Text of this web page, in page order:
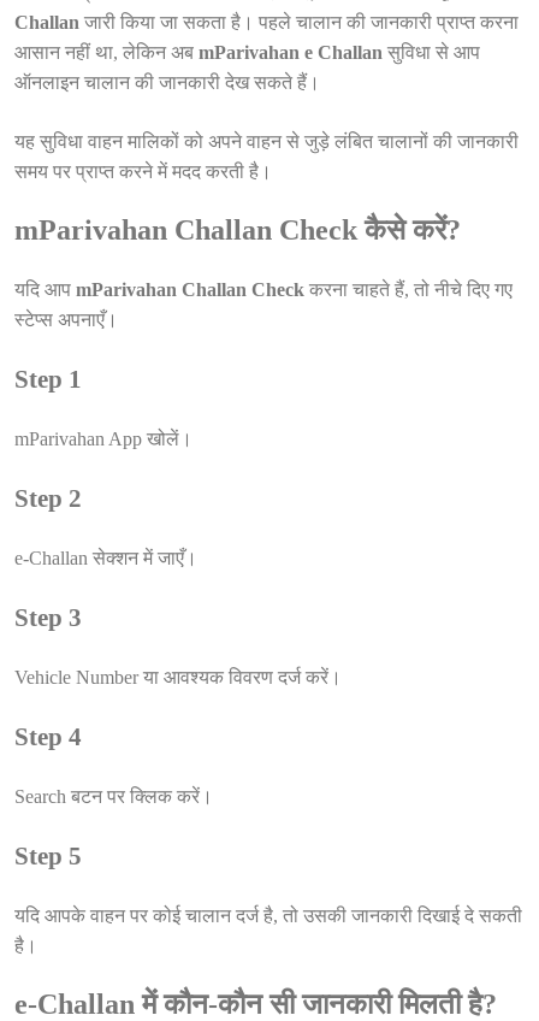
Challan जारी किया जा सकता है। पहले चालान की जानकारी प्राप्त करना
आसान नहीं था, लेकिन अब mParivahan e Challan सुविधा से आप
ऑनलाइन चालान की जानकारी देख सकते हैं।
यह सुविधा वाहन मालिकों को अपने वाहन से जुड़े लंबित चालानों की जानकारी
समय पर प्राप्त करने में मदद करती है।
mParivahan Challan Check कैसे करें?
यदि आप mParivahan Challan Check करना चाहते हैं, तो नीचे दिए गए
स्टेप्स अपनाएँ।
Step 1
mParivahan App खोलें।
Step 2
e-Challan सेक्शन में जाएँ।
Step 3
Vehicle Number या आवश्यक विवरण दर्ज करें।
Step 4
Search बटन पर क्लिक करें।
Step 5
यदि आपके वाहन पर कोई चालान दर्ज है, तो उसकी जानकारी दिखाई दे सकती
है।
e-Challan में कौन-कौन सी जानकारी मिलती है?